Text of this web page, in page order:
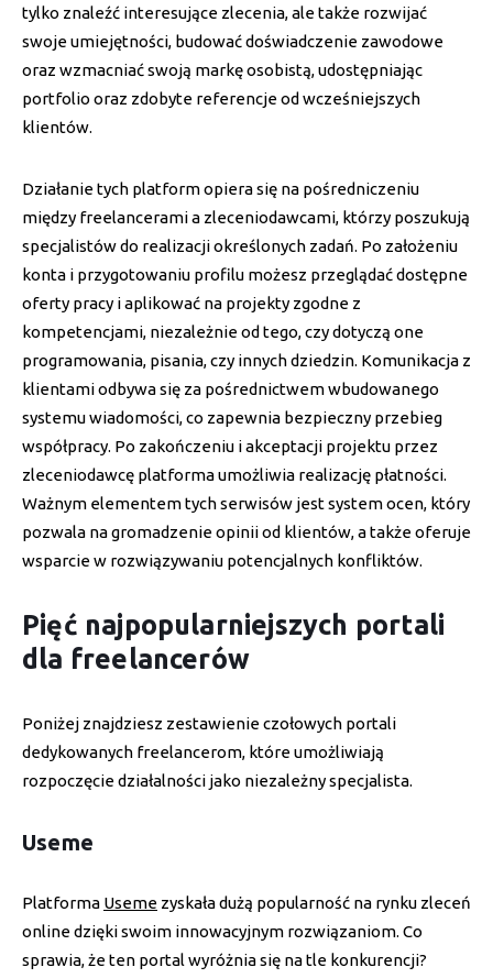
tylko znaleźć interesujące zlecenia, ale także rozwijać
swoje umiejętności, budować doświadczenie zawodowe
oraz wzmacniać swoją markę osobistą, udostępniając
portfolio oraz zdobyte referencje od wcześniejszych
klientów.
Działanie tych platform opiera się na pośredniczeniu
między freelancerami a zleceniodawcami, którzy poszukują
specjalistów do realizacji określonych zadań. Po założeniu
konta i przygotowaniu profilu możesz przeglądać dostępne
oferty pracy i aplikować na projekty zgodne z
kompetencjami, niezależnie od tego, czy dotyczą one
programowania, pisania, czy innych dziedzin. Komunikacja z
klientami odbywa się za pośrednictwem wbudowanego
systemu wiadomości, co zapewnia bezpieczny przebieg
współpracy. Po zakończeniu i akceptacji projektu przez
zleceniodawcę platforma umożliwia realizację płatności.
Ważnym elementem tych serwisów jest system ocen, który
pozwala na gromadzenie opinii od klientów, a także oferuje
wsparcie w rozwiązywaniu potencjalnych konfliktów.
Pięć najpopularniejszych portali
dla freelancerów
Poniżej znajdziesz zestawienie czołowych portali
dedykowanych freelancerom, które umożliwiają
rozpoczęcie działalności jako niezależny specjalista.
Useme
Platforma Useme zyskała dużą popularność na rynku zleceń
online dzięki swoim innowacyjnym rozwiązaniom. Co
sprawia, że ten portal wyróżnia się na tle konkurencji?